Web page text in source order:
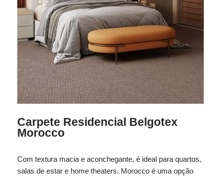
Carpete Residencial Belgotex
Morocco
Com textura macia e aconchegante, é ideal para quartos,
salas de estar e home theaters. Morocco é uma opção